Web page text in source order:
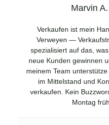
Marvin
Verkaufen ist mein
Verweyen —
spezialisiert auf das,
neue Kunden gewinnen
meinem Team
im Mittelstand und
verkaufen. Kein
Montag